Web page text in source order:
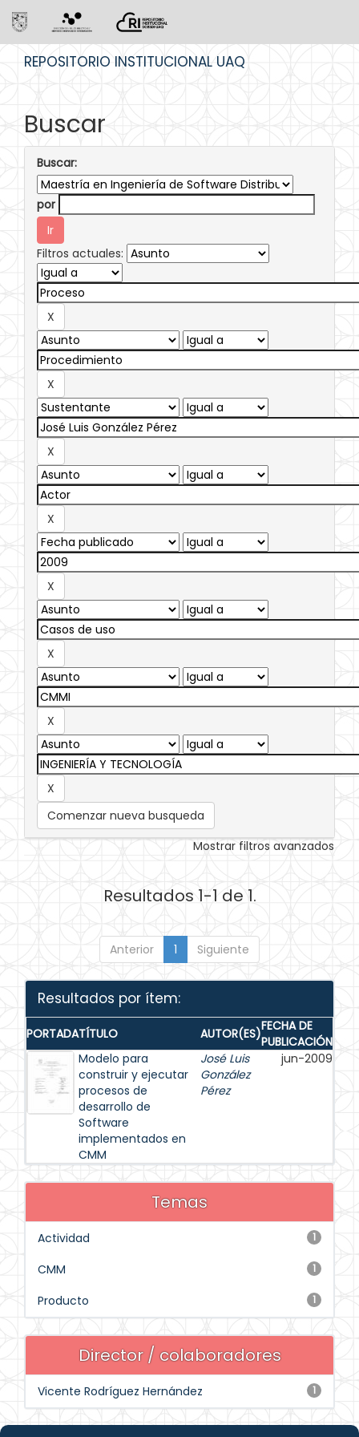
REPOSITORIO INSTITUCIONAL UAQ
Buscar
Buscar:
por
Filtros actuales:
Comenzar nueva busqueda
Mostrar filtros avanzados
Resultados 1-1 de 1.
Anterior 1 Siguiente
Resultados por ítem:
PORTADATÍTULO AUTOR(ES)FECHA DE
PUBLICACIÓN
Modelo para
construir y ejecutar
procesos de
desarrollo de
Software
implementados en
CMM
José Luis
González
Pérez
jun-2009
Temas
1
Actividad
1
CMM
1
Producto
Director / colaboradores
1
Vicente Rodríguez Hernández